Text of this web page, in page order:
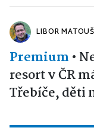
LIBOR
Premium •
resort v ČR
Třebíče, děti